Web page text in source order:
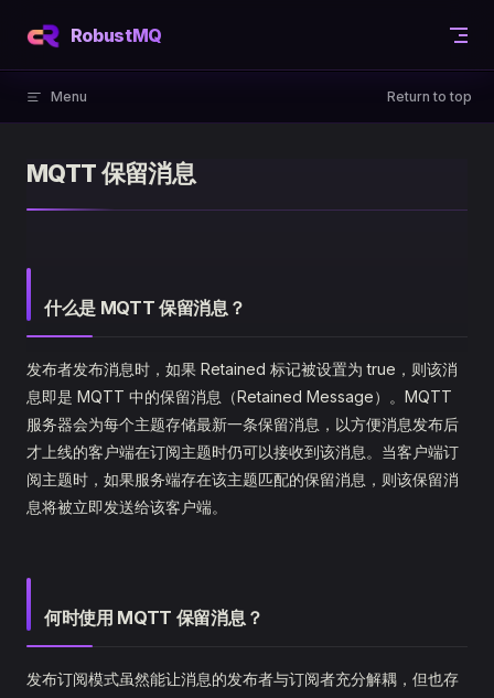
Skip to content
RobustMQ
Menu Return to top
MQTT 保留消息
什么是 MQTT 保留消息？
发布者发布消息时，如果 Retained 标记被设置为 true，则该消
息即是 MQTT 中的保留消息（Retained Message）。MQTT
服务器会为每个主题存储最新一条保留消息，以方便消息发布后
才上线的客户端在订阅主题时仍可以接收到该消息。当客户端订
阅主题时，如果服务端存在该主题匹配的保留消息，则该保留消
息将被立即发送给该客户端。
何时使用 MQTT 保留消息？
发布订阅模式虽然能让消息的发布者与订阅者充分解耦，但也存